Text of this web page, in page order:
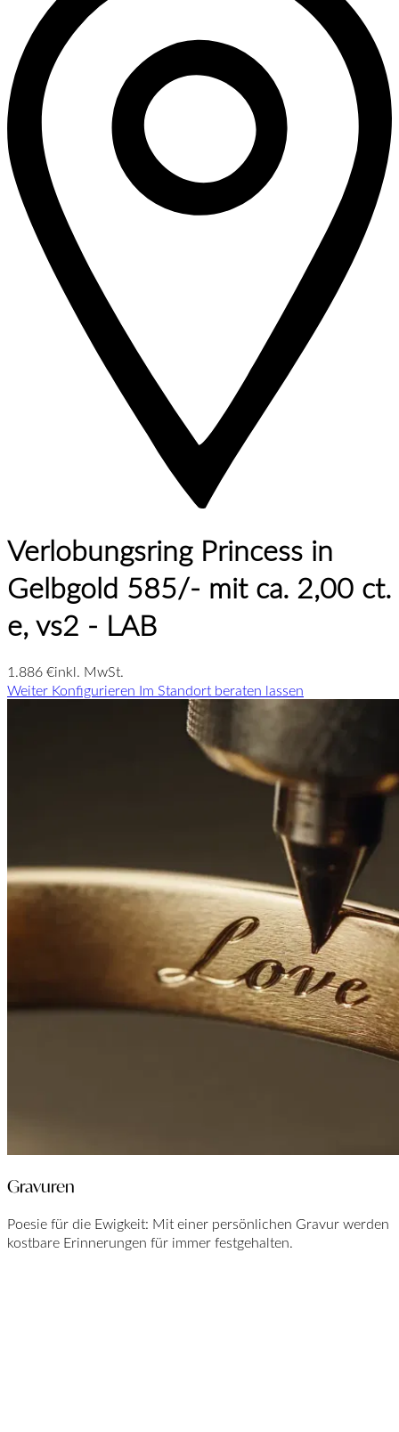
Verlobungsring Princess in
Gelbgold 585/- mit ca. 2,00 ct.
e, vs2 - LAB
1.886 €inkl. MwSt.
Weiter Konfigurieren Im Standort beraten lassen
Gravuren
Poesie für die Ewigkeit: Mit einer persönlichen Gravur werden
kostbare Erinnerungen für immer festgehalten.